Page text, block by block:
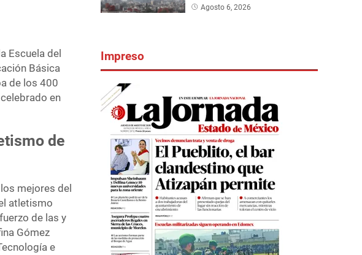
Escuela del
Básica
de los 400
en
de
mejores del
atletismo
de las y
Gómez
e
Agosto 6, 2026
Impreso